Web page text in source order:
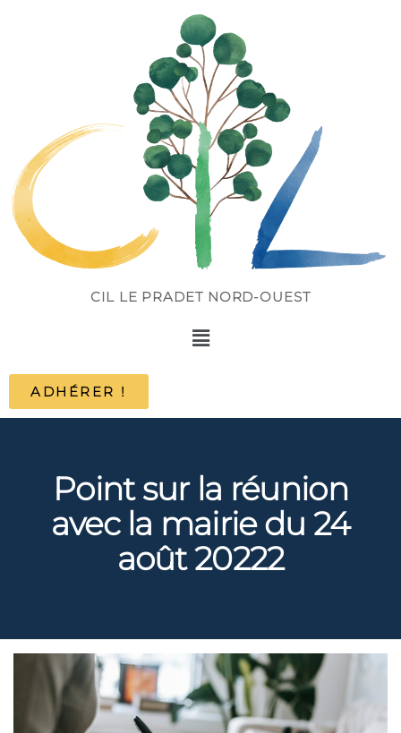
CIL LE PRADET NORD-OUEST
ADHÉRER !
Point sur la réunion
avec la mairie du 24
août 20222